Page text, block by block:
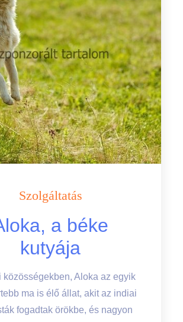
Szolgáltatás
a béke
kutyája
közösségekben, Aloka az egyik
ma is élő állat, akit az indiai
fogadtak örökbe, és nagyon